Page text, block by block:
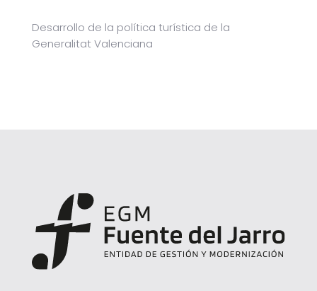
Desarrollo de la política turística de la
Generalitat Valenciana